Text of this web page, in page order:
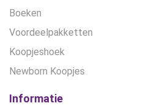
Boeken
Voordeelpakketten
Koopjeshoek
Newborn Koopjes
Informatie